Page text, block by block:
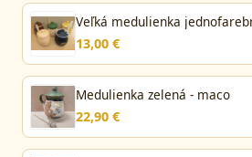
Veľká medulienka
13,00 €
Medulienka zelená - maco
22,90 €